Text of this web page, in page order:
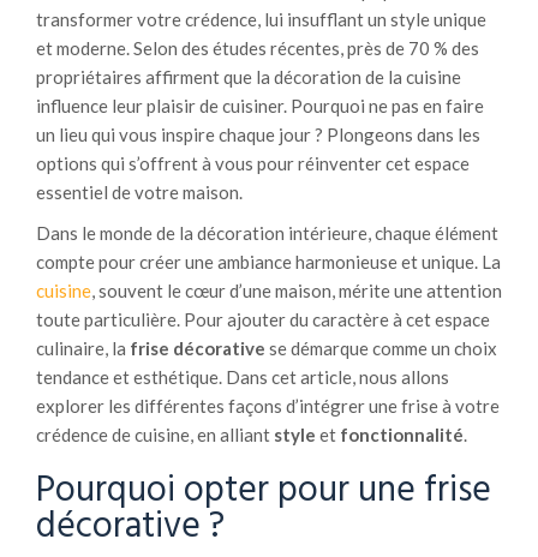
transformer votre crédence, lui insufflant un style unique
et moderne. Selon des études récentes, près de 70 % des
propriétaires affirment que la décoration de la cuisine
influence leur plaisir de cuisiner. Pourquoi ne pas en faire
un lieu qui vous inspire chaque jour ? Plongeons dans les
options qui s’offrent à vous pour réinventer cet espace
essentiel de votre maison.
Dans le monde de la décoration intérieure, chaque élément
compte pour créer une ambiance harmonieuse et unique. La
cuisine, souvent le cœur d’une maison, mérite une attention
toute particulière. Pour ajouter du caractère à cet espace
culinaire, la frise décorative se démarque comme un choix
tendance et esthétique. Dans cet article, nous allons
explorer les différentes façons d’intégrer une frise à votre
crédence de cuisine, en alliant style et fonctionnalité.
Pourquoi opter pour une frise
décorative ?